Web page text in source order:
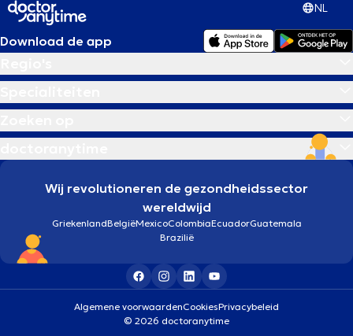
NL
Download de app
Wij revolutioneren de gezondheidssector
wereldwijd
GriekenlandBelgiëMexicoColombiaEcuadorGuatemala
Brazilië
Algemene voorwaardenCookiesPrivacybeleid
© 2026 doctoranytime